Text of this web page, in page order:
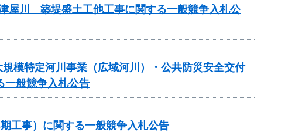
川 築堤盛土工他工事に関する一般競争入札公
模特定河川事業（広域河川）・公共防災安全交付
般競争入札公告
工事）に関する一般競争入札公告